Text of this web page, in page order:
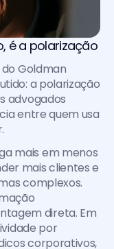
é a polarização
Goldman
a polarização
advogados
entre quem usa
mais em menos
mais clientes e
complexos.
direta. Em
por
corporativos,